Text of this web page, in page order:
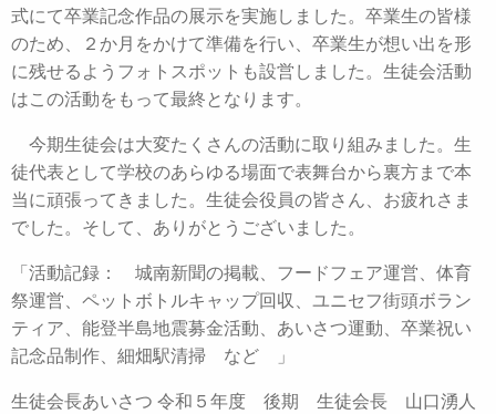
式にて卒業記念作品の展示を実施しました。卒業生の皆様
のため、２か月をかけて準備を行い、卒業生が想い出を形
に残せるようフォトスポットも設営しました。生徒会活動
はこの活動をもって最終となります。
今期生徒会は大変たくさんの活動に取り組みました。生
徒代表として学校のあらゆる場面で表舞台から裏方まで本
当に頑張ってきました。生徒会役員の皆さん、お疲れさま
でした。そして、ありがとうございました。
「活動記録： 城南新聞の掲載、フードフェア運営、体育
祭運営、ペットボトルキャップ回収、ユニセフ街頭ボラン
ティア、能登半島地震募金活動、あいさつ運動、卒業祝い
記念品制作、細畑駅清掃 など 」
生徒会長あいさつ 令和５年度 後期 生徒会長 山口湧人